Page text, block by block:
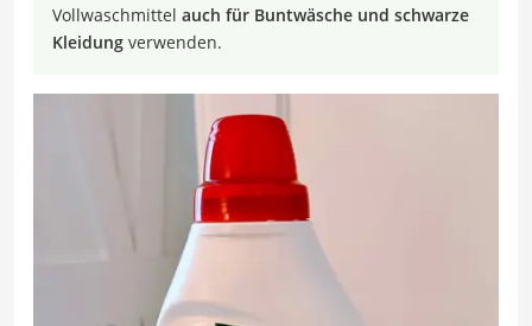
Vollwaschmittel auch für Buntwäsche und schwarze
Kleidung verwenden.